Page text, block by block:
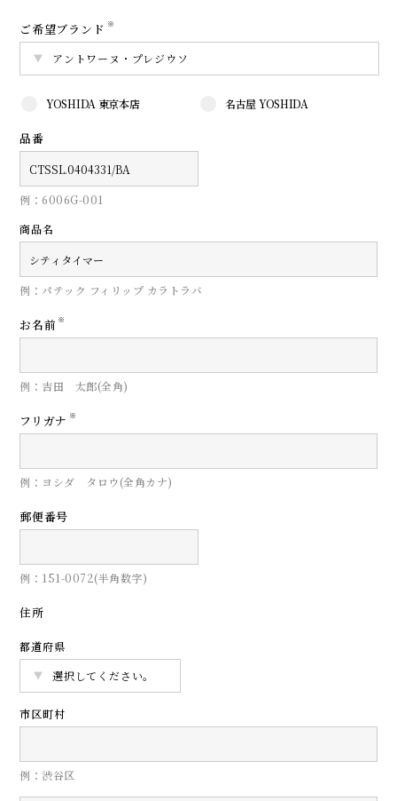
ご希望ブランド ※
YOSHIDA 東京本店 名古屋 YOSHIDA
品番
例：6006G-001
商品名
例：パテック フィリップ カラトラバ
お名前 ※
例：吉田 太郎(全角)
フリガナ ※
例：ヨシダ タロウ(全角カナ)
郵便番号
例：151-0072(半角数字)
住所
都道府県
市区町村
例：渋谷区